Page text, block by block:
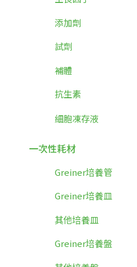
添加劑
試劑
補體
抗生素
細胞凍存液
一次性耗材
Greiner培養管
Greiner培養皿
其他培養皿
Greiner培養盤